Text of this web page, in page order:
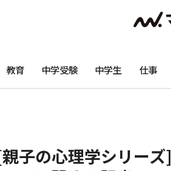
教育 中学受験 中学生 仕事
子の心理学シリーズ]